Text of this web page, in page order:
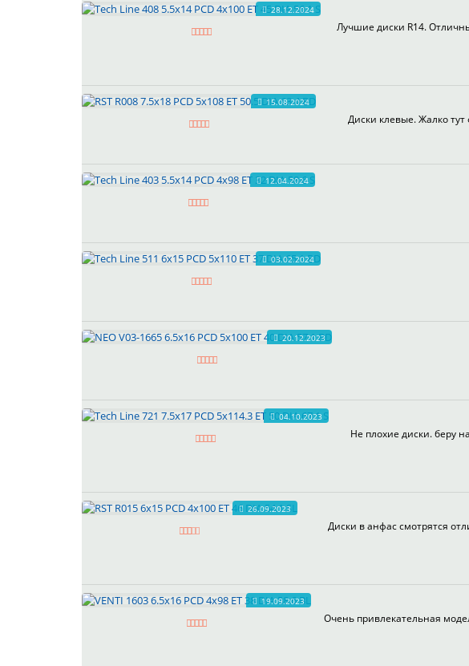
28.12.2024
Лучшие диски R14.
15.08.2024
Диски клевые. Жалко
12.04.2024
03.02.2024
20.12.2023
04.10.2023
Не плохие диски. беру
26.09.2023
Диски в анфас смотрятся
19.09.2023
Очень привлекательная